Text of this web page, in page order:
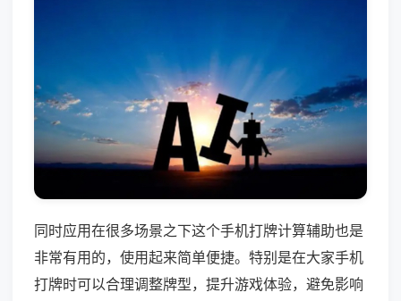
同时应用在很多场景之下这个手机打牌计算辅助也是
非常有用的，使用起来简单便捷。特别是在大家手机
打牌时可以合理调整牌型，提升游戏体验，避免影响